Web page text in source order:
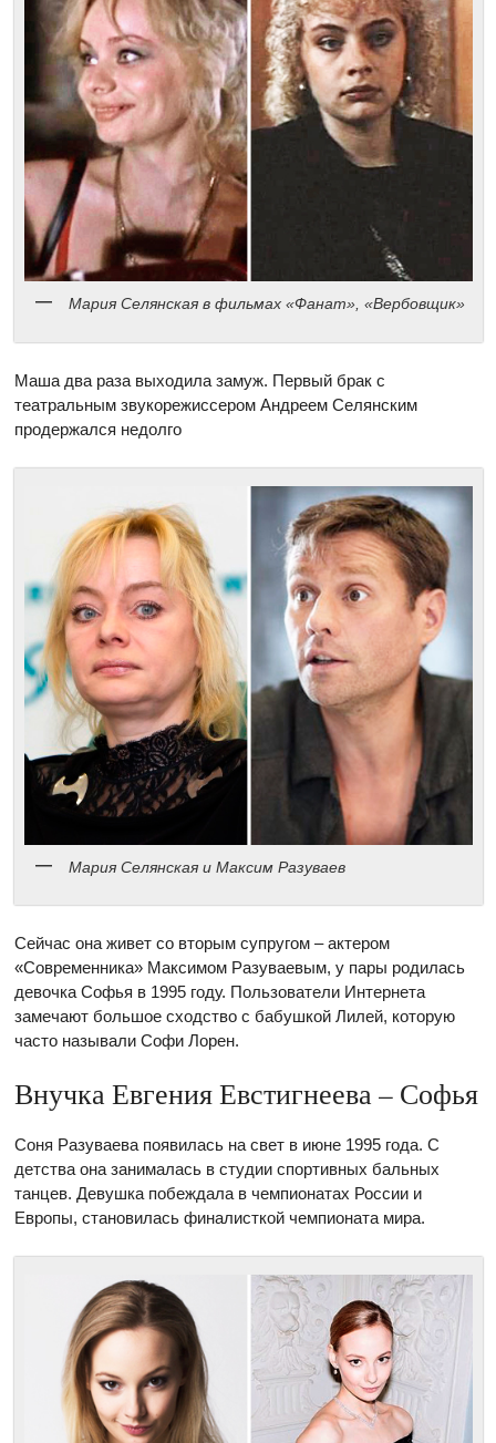
Мария Селянская в фильмах «Фанат», «Вербовщик»
Маша два раза выходила замуж. Первый брак с
театральным звукорежиссером Андреем Селянским
продержался недолго
Мария Селянская и Максим Разуваев
Сейчас она живет со вторым супругом – актером
«Современника» Максимом Разуваевым, у пары родилась
девочка Софья в 1995 году. Пользователи Интернета
замечают большое сходство с бабушкой Лилей, которую
часто называли Софи Лорен.
Внучка Евгения Евстигнеева – Софья
Соня Разуваева появилась на свет в июне 1995 года. С
детства она занималась в студии спортивных бальных
танцев. Девушка побеждала в чемпионатах России и
Европы, становилась финалисткой чемпионата мира.